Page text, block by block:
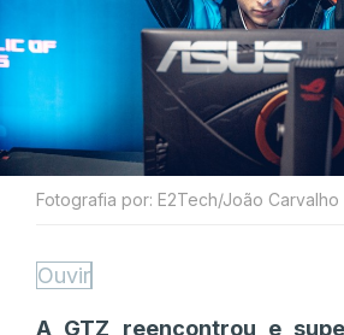
Fotografia por: E2Tech/João Carvalho
Ouvir
A GTZ reencontrou e